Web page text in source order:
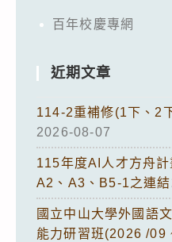
百年校慶專網
近期文章
114-2重補修(1下、2
2026-08-07
115年度AI人才方舟計
A2、A3、B5-1之連結
國立中山大學外國語
能力研習班(2026 /09